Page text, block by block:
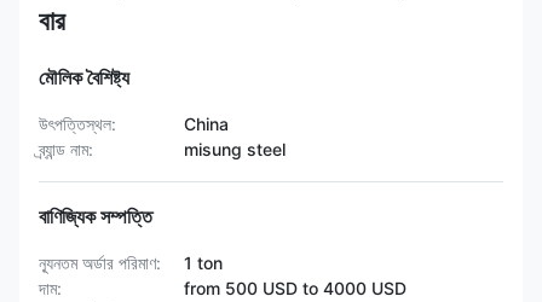
বার
মৌলিক বৈশিষ্ট্য
উৎপত্তিস্থল:
China
ব্র্যান্ড নাম:
misung steel
বাণিজ্যিক সম্পত্তি
ন্যূনতম অর্ডার পরিমাণ:
1 ton
দাম:
from 500 USD to 4000 USD